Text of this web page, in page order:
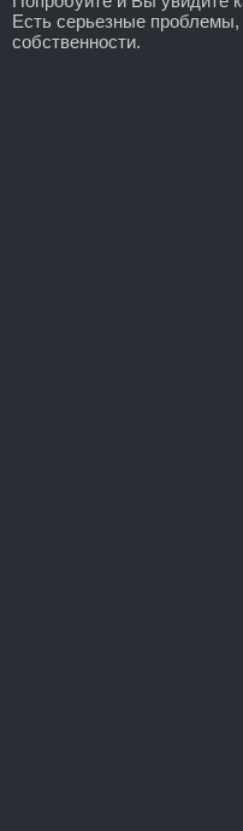
Есть серьезные
собственности.